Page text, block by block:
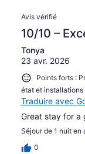
Avis
Avis vérifié
10/10 –
Tonya
23 avr. 2026
Points forts :
état et installations
Traduire avec
Great stay for a
Séjour de 1 nuit en
0